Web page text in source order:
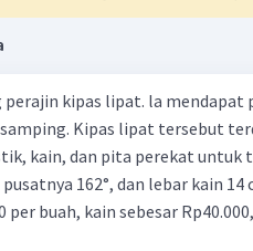
y + 12.000 = 58.000
+ 12.000 = 58.000
y = 58.000
42.000
→ maka harga 1 kg jeruk adalah
perajin kipas lipat. la mendapat
Kipas lipat tersebut
kain, dan pita perekat untuk
162°, dan lebar kain
per buah, kain sebesar
tersebut dijual dengan harga